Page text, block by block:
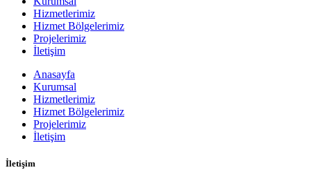
Hizmetlerimiz
Hizmet Bölgelerimiz
Projelerimiz
İletişim
Anasayfa
Kurumsal
Hizmetlerimiz
Hizmet Bölgelerimiz
Projelerimiz
İletişim
İletişim